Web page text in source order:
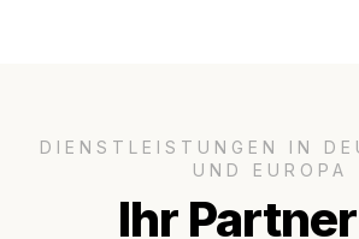
DIENSTLEISTUNGEN IN
UND EUROPA
Ihr